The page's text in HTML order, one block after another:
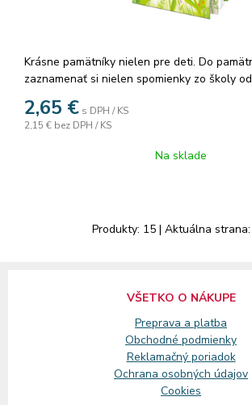
Krásne pamätníky nielen pre deti. Do
zaznamenať si nielen spomienky zo školy
aj z výletov. Ak radi kreslíte, môžete si s
za stôl, do prírody alebo do vlaku a dať
fantázii. Menšie deti, nie školou povinné, si
obsahuje 48 listov a textilnú záložku.
2,65 € s DPH / KS
2,15 € bez DPH / KS
Na sklade
Produkty: 15 | Aktuálna strana:
VŠETKO O NÁKUPE
Preprava a platba
Obchodné podmienky
Reklamačný poriadok
Ochrana osobných údajov
Cookies